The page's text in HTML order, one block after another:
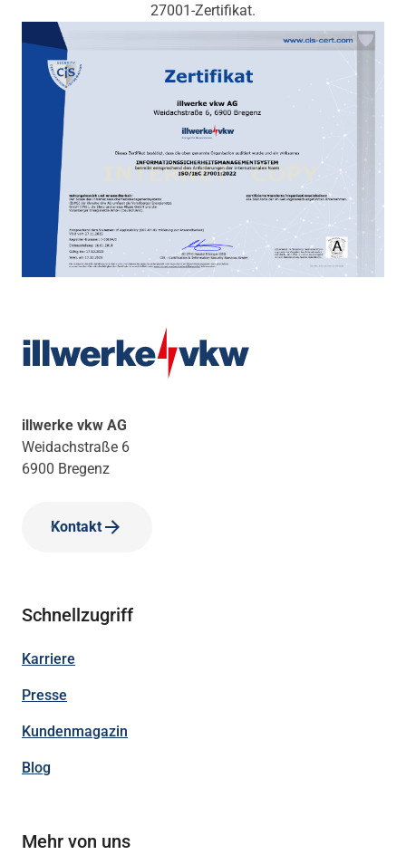
27001-Zertifikat.
illwerke vkw AG
Weidachstraße 6
6900 Bregenz
Kontakt
Schnellzugriff
Karriere
Presse
Kundenmagazin
Blog
Mehr von uns